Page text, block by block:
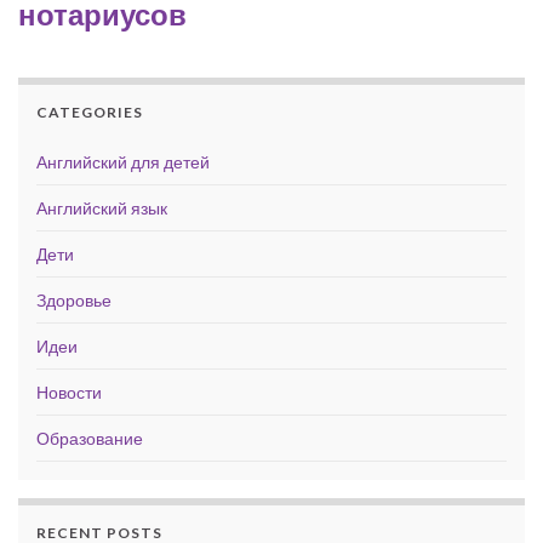
нотариусов
CATEGORIES
Английский для детей
Английский язык
Дети
Здоровье
Идеи
Новости
Образование
RECENT POSTS